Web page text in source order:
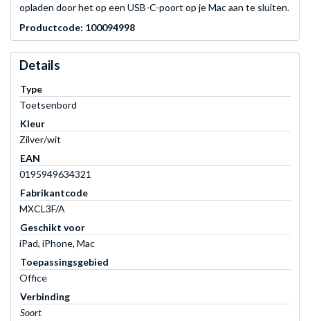
opladen door het op een USB-C-poort op je Mac aan te sluiten.
Productcode: 100094998
Details
Type
Toetsenbord
Kleur
Zilver/wit
EAN
0195949634321
Fabrikantcode
MXCL3F/A
Geschikt voor
iPad, iPhone, Mac
Toepassingsgebied
Office
Verbinding
Soort